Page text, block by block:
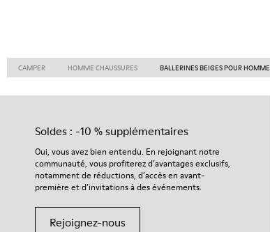
CAMPER HOMME CHAUSSURES BALLERINES BEIGES POUR HOMME
Soldes : -10 % supplémentaires
Oui, vous avez bien entendu. En rejoignant notre
communauté, vous profiterez d’avantages exclusifs,
notamment de réductions, d’accès en avant-
première et d’invitations à des événements.
Rejoignez-nous